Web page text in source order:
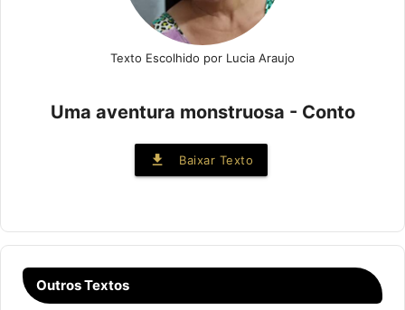
Texto Escolhido por Lucia Araujo
Uma aventura monstruosa - Conto
file_download Baixar Texto
Outros Textos